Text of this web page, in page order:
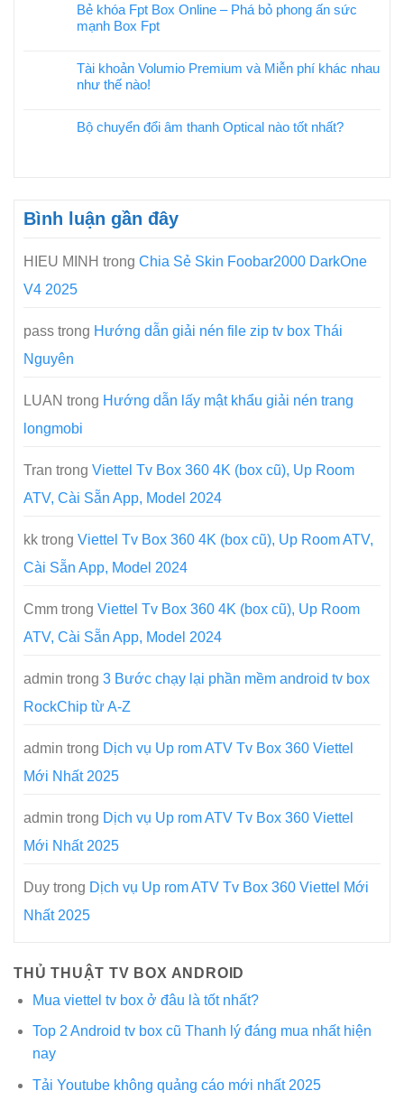
Bẻ khóa Fpt Box Online – Phá bỏ phong ấn sức
mạnh Box Fpt
Tài khoản Volumio Premium và Miễn phí khác nhau
như thế nào!
Bộ chuyển đổi âm thanh Optical nào tốt nhất?
Bình luận gần đây
HIEU MINH trong Chia Sẻ Skin Foobar2000 DarkOne
V4 2025
pass trong Hướng dẫn giải nén file zip tv box Thái
Nguyên
LUAN trong Hướng dẫn lấy mật khẩu giải nén trang
longmobi
Tran trong Viettel Tv Box 360 4K (box cũ), Up Room
ATV, Cài Sẵn App, Model 2024
kk trong Viettel Tv Box 360 4K (box cũ), Up Room ATV,
Cài Sẵn App, Model 2024
Cmm trong Viettel Tv Box 360 4K (box cũ), Up Room
ATV, Cài Sẵn App, Model 2024
admin trong 3 Bước chạy lại phần mềm android tv box
RockChip từ A-Z
admin trong Dịch vụ Up rom ATV Tv Box 360 Viettel
Mới Nhất 2025
admin trong Dịch vụ Up rom ATV Tv Box 360 Viettel
Mới Nhất 2025
Duy trong Dịch vụ Up rom ATV Tv Box 360 Viettel Mới
Nhất 2025
THỦ THUẬT TV BOX ANDROID
Mua viettel tv box ở đâu là tốt nhất?
Top 2 Android tv box cũ Thanh lý đáng mua nhất hiện
nay
Tải Youtube không quảng cáo mới nhất 2025